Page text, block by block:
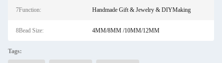
7Function: Handmade Gift & Jewelry & DIYMaking
8Bead Size: 4MM/8MM /10MM/12MM
Tags: